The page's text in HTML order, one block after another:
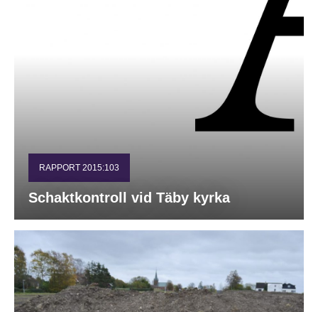
RAPPORT 2015:103
Schaktkontroll vid Täby kyrka